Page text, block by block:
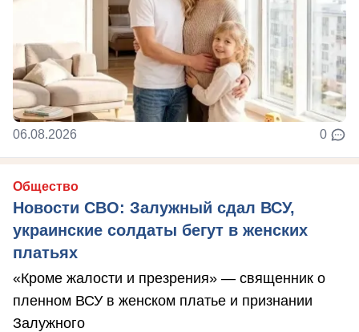
06.08.2026 0
Общество
Новости СВО: Залужный сдал ВСУ,
украинские солдаты бегут в женских
платьях
«Кроме жалости и презрения» — священник о
пленном ВСУ в женском платье и признании
Залужного